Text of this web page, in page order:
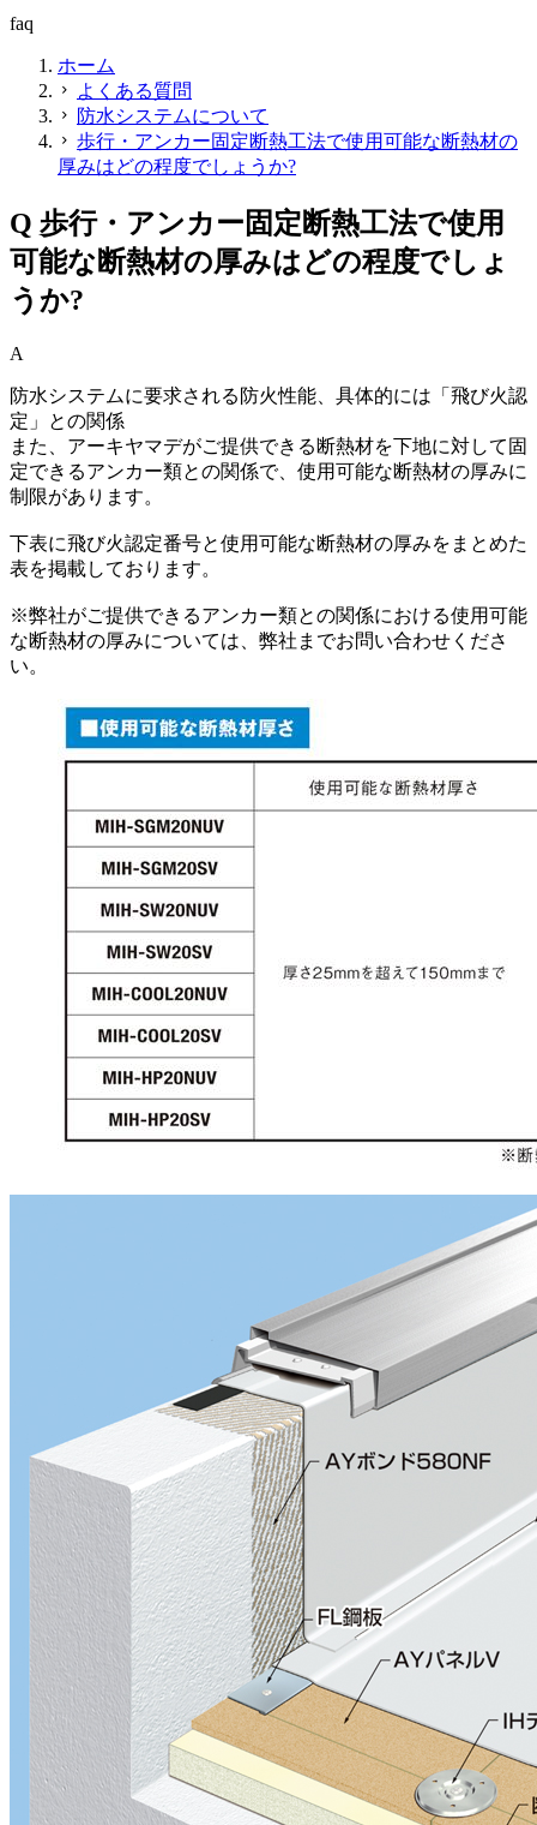
faq
ホーム
chevron_right よくある質問
chevron_right 防水システムについて
chevron_right 歩行・アンカー固定断熱工法で使用可能な断熱材の
厚みはどの程度でしょうか?
Q 歩行・アンカー固定断熱工法で使用
可能な断熱材の厚みはどの程度でしょ
うか?
A
防水システムに要求される防火性能、具体的には「飛び火認
定」との関係
また、アーキヤマデがご提供できる断熱材を下地に対して固
定できるアンカー類との関係で、使用可能な断熱材の厚みに
制限があります。
下表に飛び火認定番号と使用可能な断熱材の厚みをまとめた
表を掲載しております。
※弊社がご提供できるアンカー類との関係における使用可能
な断熱材の厚みについては、弊社までお問い合わせくださ
い。